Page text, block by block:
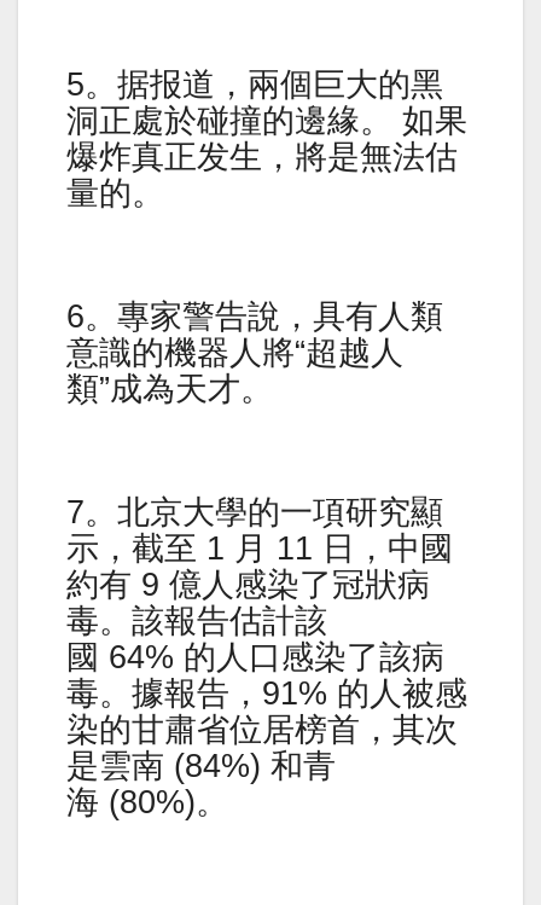
5。据报道，兩個巨大的黑
洞正處於碰撞的邊緣。 如果
爆炸真正发生，將是無法估
量的。
6。專家警告說，具有人類
意識的機器人將“超越人
類”成為天才。
7。北京大學的一項研究顯
示，截至 1 月 11 日，中國
約有 9 億人感染了冠狀病
毒。該報告估計該
國 64% 的人口感染了該病
毒。據報告，91% 的人被感
染的甘肅省位居榜首，其次
是雲南 (84%) 和青
海 (80%)。